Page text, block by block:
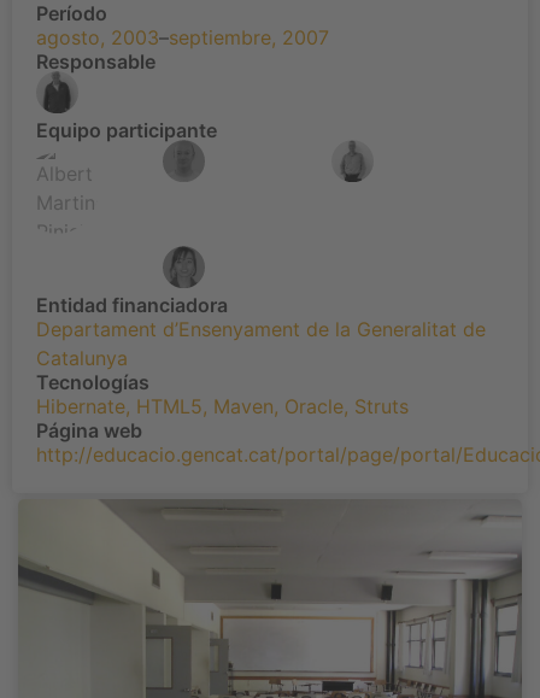
Período
agosto, 2003–septiembre, 2007
Responsable
Equipo participante
Entidad financiadora
Departament d’Ensenyament de la Generalitat de
Catalunya
Tecnologías
Hibernate, HTML5, Maven, Oracle, Struts
Página web
http://educacio.gencat.cat/portal/page/portal/